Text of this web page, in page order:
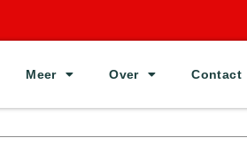
Meer Over Contact